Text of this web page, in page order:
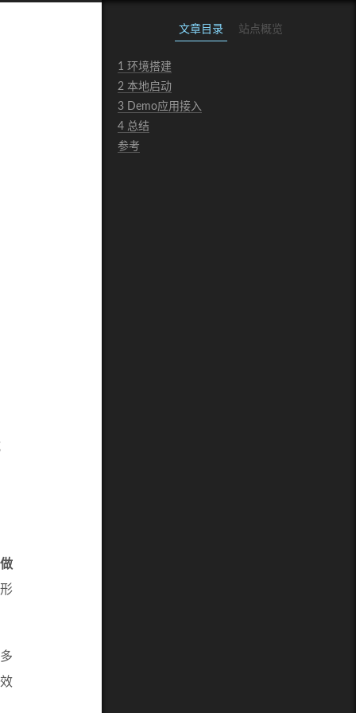
形
文章目录 站点概览
1 环境搭建
2 本地启动
3 Demo应用接入
4 总结
参考